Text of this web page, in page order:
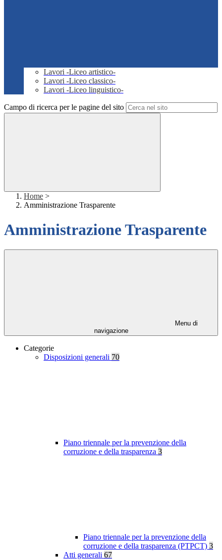
Lavori -Liceo artistico-
Lavori -Liceo classico-
Lavori -Liceo linguistico-
Campo di ricerca per le pagine del sito
Home >
Amministrazione Trasparente
Amministrazione Trasparente
Menu di
navigazione
Categorie
Disposizioni generali 70
Piano triennale per la prevenzione della
corruzione e della trasparenza 3
Piano triennale per la prevenzione della
corruzione e della trasparenza (PTPCT) 3
Atti generali 67